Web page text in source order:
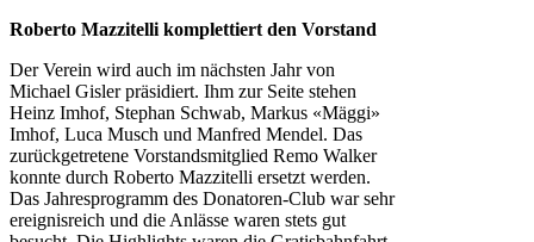
Roberto Mazzitelli komplettiert den Vorstand
Der Verein wird auch im nächsten Jahr von
Michael Gisler präsidiert. Ihm zur Seite stehen
Heinz Imhof, Stephan Schwab, Markus «Mäggi»
Imhof, Luca Musch und Manfred Mendel. Das
zurückgetretene Vorstandsmitglied Remo Walker
konnte durch Roberto Mazzitelli ersetzt werden.
Das Jahresprogramm des Donatoren-Club war sehr
ereignisreich und die Anlässe waren stets gut